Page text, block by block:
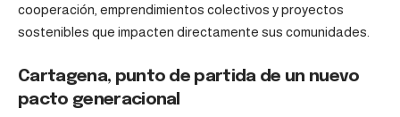
cooperación, emprendimientos colectivos y proyectos
sostenibles que impacten directamente sus comunidades.
Cartagena, punto de partida de un nuevo
pacto generacional